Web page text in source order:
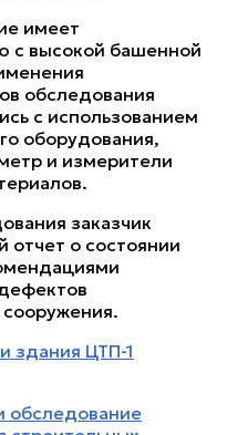
имеет
с высокой башенной
обследования
с использованием
оборудования,
и измерители
заказчик
отчет о состоянии
обследование